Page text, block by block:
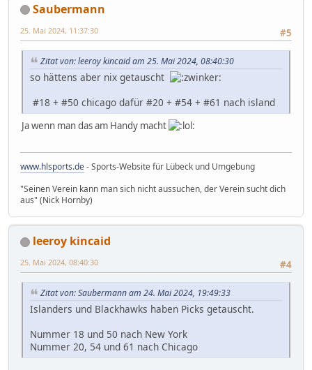
Saubermann
#5
25. Mai 2024, 11:37:30
Zitat von: leeroy kincaid am 25. Mai 2024, 08:40:30
so hättens aber nix getauscht
#18 + #50 chicago dafür #20 + #54 + #61 nach island
Ja wenn man das am Handy macht
www.hlsports.de- Sports-Website für Lübeck und Umgebung
"Seinen Verein kann man sich nicht aussuchen, der Verein sucht dich
aus" (Nick Hornby)
leeroy kincaid
#4
25. Mai 2024, 08:40:30
Zitat von: Saubermann am 24. Mai 2024, 19:49:33
Islanders und Blackhawks haben Picks getauscht.
Nummer 18 und 50 nach New York
Nummer 20, 54 und 61 nach Chicago